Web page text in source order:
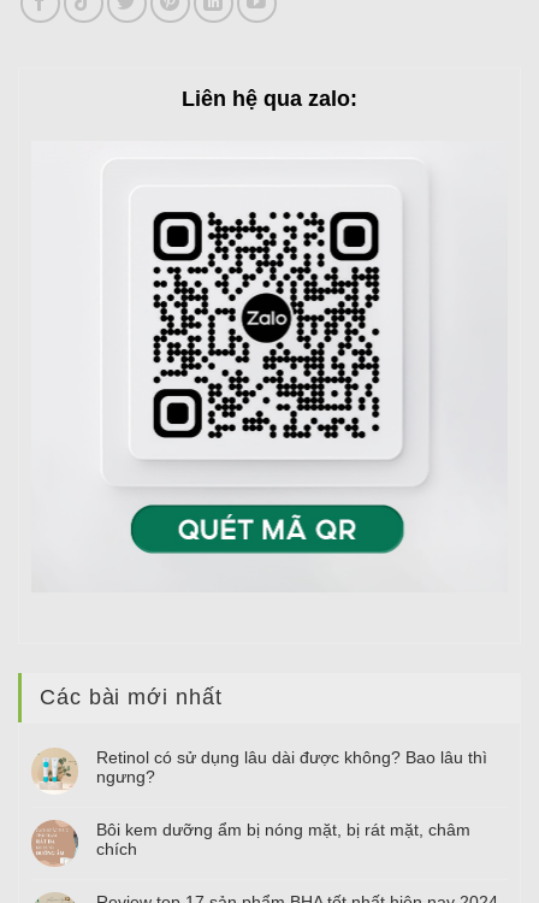
Liên hệ qua zalo:
Các bài mới nhất
Retinol có sử dụng lâu dài được không? Bao lâu thì
ngưng?
Bôi kem dưỡng ẩm bị nóng mặt, bị rát mặt, châm
chích